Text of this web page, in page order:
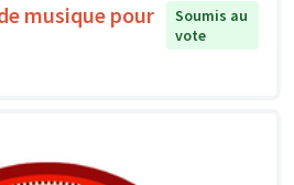
musique pour
Soumis au
vote